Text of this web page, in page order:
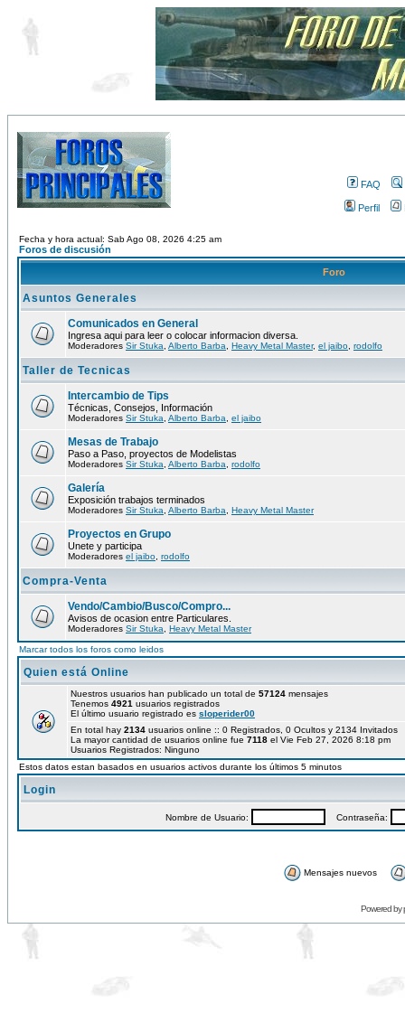
FAQ
Perfil
Fecha y hora actual: Sab Ago 08, 2026 4:25 am
Foros de discusión
Foro
Asuntos Generales
Comunicados en General
Ingresa aqui para leer o colocar informacion diversa.
Moderadores Sir Stuka Alberto Barba Heavy Metal Master, el jaibo rodolfo
Taller de Tecnicas
Intercambio de Tips
Técnicas, Consejos, Información
Moderadores Sir Stuka Alberto Barba el jaibo
Mesas de Trabajo
Paso a Paso, proyectos de Modelistas
Moderadores Sir Stuka Alberto Barba rodolfo
Galería
Exposición trabajos terminados
Moderadores Sir Stuka Alberto Barba Heavy Metal Master
Proyectos en Grupo
Unete y participa
Moderadores el jaibo rodolfo
Compra-Venta
Vendo/Cambio/Busco/Compro...
Avisos de ocasion entre Particulares.
Moderadores Sir Stuka Heavy Metal Master
Marcar todos los foros como leidos
Quien está Online
Nuestros usuarios han publicado un total de 57124 mensajes
Tenemos 4921 usuarios registrados
El último usuario registrado es sloperider00
En total hay 2134 usuarios online :: 0 Registrados, 0 Ocultos y 2134
La mayor cantidad de usuarios online fue 7118 el Vie Feb 27, 2026 8:18 pm
Usuarios Registrados: Ninguno
Estos datos estan basados en usuarios activos durante los últimos 5 minutos
Login
Nombre de Usuario: Contraseña:
Mensajes nuevos
Powered by